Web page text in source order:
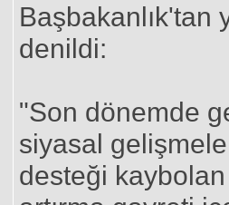
Başbakanlık'tan
denildi:
"Son dönemde
siyasal
desteği